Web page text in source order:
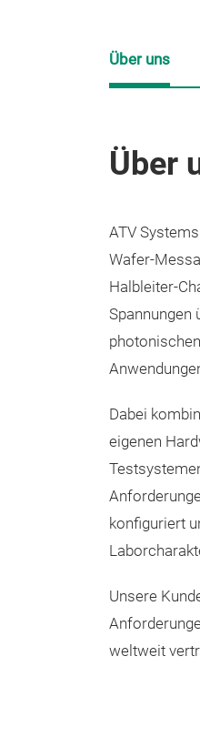
Über
ATV
Wafer-
Halbleiter-
Spannungen
Dabei
eigenen
konfiguriert
Unsere
weltweit
Über uns